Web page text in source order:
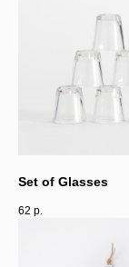
Set of Glasses
62 р.